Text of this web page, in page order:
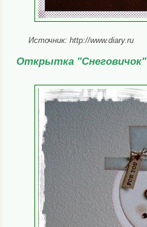
Источник: http://www.diary.ru
Открытка "Снеговичок"